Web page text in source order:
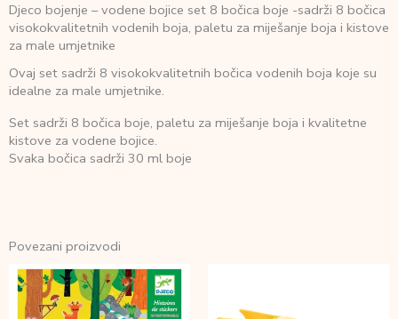
Djeco bojenje – vodene bojice set 8 bočica boje -sadrži 8 bočica
visokokvalitetnih vodenih boja, paletu za miješanje boja i kistove
za male umjetnike
Ovaj set sadrži 8 visokokvalitetnih bočica vodenih boja koje su
idealne za male umjetnike.
Set sadrži 8 bočica boje, paletu za miješanje boja i kvalitetne
kistove za vodene bojice.
Svaka bočica sadrži 30 ml boje
Povezani proizvodi